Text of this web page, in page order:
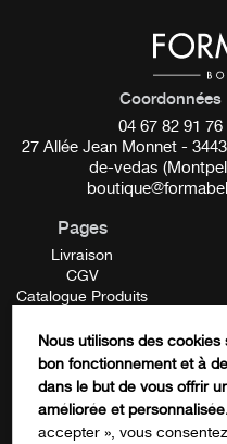
Pigment Made in
REACH
__________
ST03 – Orange Brow
Tonalité :froide
Conditionnement :5ml
________
Coordonnées
04 67 82 91 76
27 Allée Jean Monnet -
de-vedas
Pages
Livraison
CGV
Catalogue Produits
Contactez-nous
FORMATION
Nous utilisons des
bon fonctionnement et à
dans le but de vous offrir
améliorée et
accepter », vous